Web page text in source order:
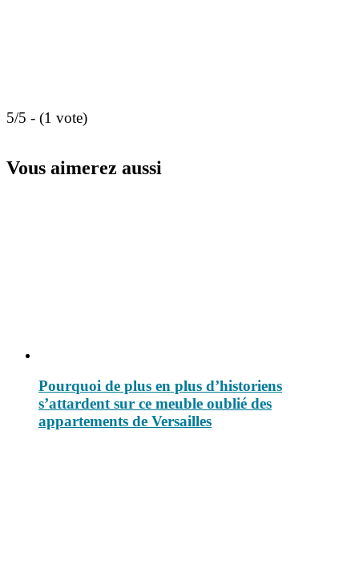
5/5 - (1 vote)
Vous aimerez aussi
Pourquoi de plus en plus d’historiens
s’attardent sur ce meuble oublié des
appartements de Versailles